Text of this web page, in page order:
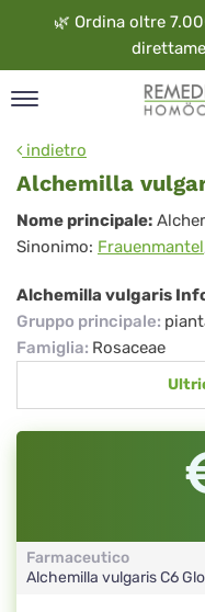
🌿 Ordina oltre
indietro
Alchemilla
Alchemilla
vulgaris
Nome principale:
Sinonimo: Frauenmantel
Alchemilla vulgaris
Gruppo principale:
Famiglia: Rosaceae
Farmaceutico
Alchemilla vulgarisC6